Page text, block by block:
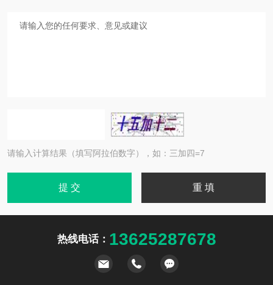
请输入计算结果（填写阿拉伯数字），如：三加四=7
热线电话： 13625287678